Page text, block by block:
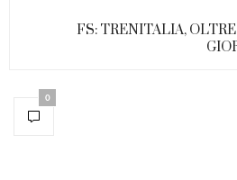
FS: TRENITALIA,
0